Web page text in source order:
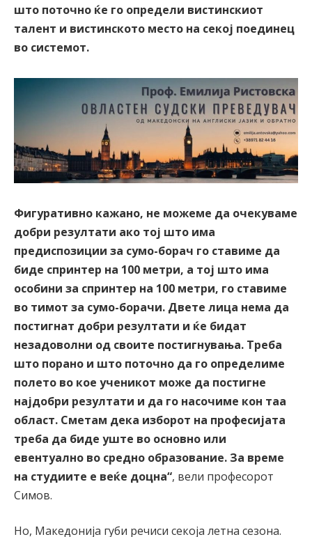
што поточно ќе го определи вистинскиот
талент и вистинското место на секој поединец
во системот.
Фигуративно кажано, не можеме да очекуваме
добри резултати ако тој што има
предиспозиции за сумо-борач го ставиме да
биде спринтер на 100 метри, а тој што има
особини за спринтер на 100 метри, го ставиме
во тимот за сумо-борачи. Двете лица нема да
постигнат добри резултати и ќе бидат
незадоволни од своите постигнувања. Треба
што порано и што поточно да го определиме
полето во кое ученикот може да постигне
најдобри резултати и да го насочиме кон таа
област. Сметам дека изборот на професијата
треба да биде уште во основно или
евентуално во средно образование. За време
на студиите е веќе доцна“, вели професорот
Симов.
Но, Македонија губи речиси секоја летна сезона.